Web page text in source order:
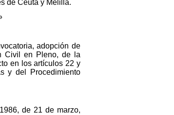
de Ceuta y Melilla.
adopción de
Civil en Pleno, de la
en los artículos 22 y
y del Procedimiento
de 21 de marzo,